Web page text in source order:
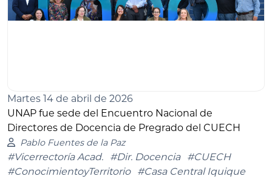
Martes 14 de abril de 2026
UNAP fue sede del Encuentro Nacional de
Directores de Docencia de Pregrado del CUECH
Pablo Fuentes de la Paz
#Vicerrectoría Acad. #Dir. Docencia
#CUECH
#ConocimientoyTerritorio
#Casa Central Iquique